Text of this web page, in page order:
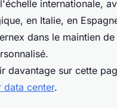
internationale,
en Italie, en
dans le maintien
davantage sur cette
data center.